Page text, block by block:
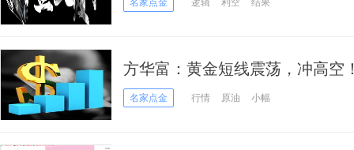
名家点金 逻辑 利空 结果
方华富：黄金短线震荡，冲高空
名家点金 行情 原油 小幅